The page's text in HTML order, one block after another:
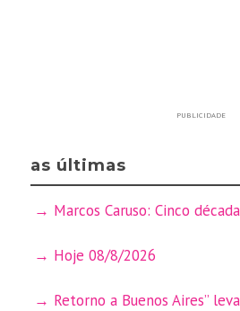
PUBLICIDADE
as últimas
Marcos Caruso: Cinco
Hoje 08/8/2026
Retorno a Buenos Aires”